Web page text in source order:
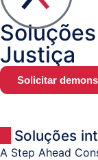
Setor
da
Justiça
MuleSoft
Gestão
Documental
Justiça
Solicitar
Soluções
A Step Ahead